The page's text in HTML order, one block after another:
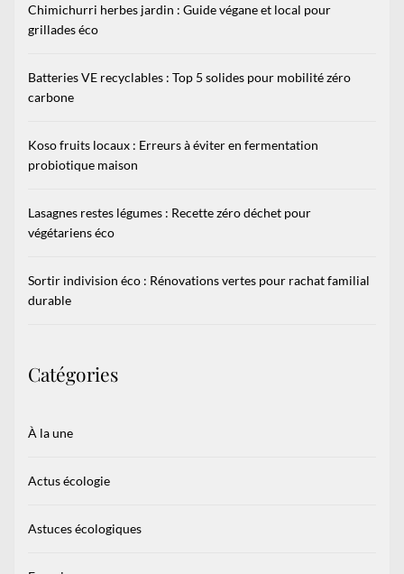
Chimichurri herbes jardin : Guide végane et local pour
grillades éco
Batteries VE recyclables : Top 5 solides pour mobilité zéro
carbone
Koso fruits locaux : Erreurs à éviter en fermentation
probiotique maison
Lasagnes restes légumes : Recette zéro déchet pour
végétariens éco
Sortir indivision éco : Rénovations vertes pour rachat familial
durable
Catégories
À la une
Actus écologie
Astuces écologiques